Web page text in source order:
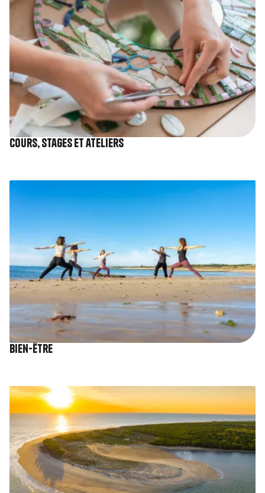
Cours, stages et ateliers
Image
Bien-être
Image